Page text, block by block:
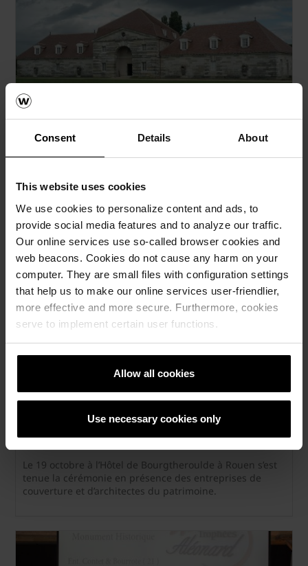
Consent Details About
This website uses cookies
We use cookies to personalize content and ads, to
provide social media features and to analyze our traffic.
Our online services use so-called browser cookies and
web beacons. Cookies do not cause any harm on your
computer. They are small files with configuration settings
that help us to make our online services user-friendlier,
more effective and more secure. Furthermore, cookies
serve to implement certain user functions.
Allow all cookies
Use necessary cookies only
Aléonard 2018 : 14ème édition
Le 11 octobre, à l’hôtel Le Louis à Versailles (78), s’est
Trophées Aléonard. Organisé chaque année par la
internationale, distingue le savoir-faire d’exception des
maîtres-artisans couvreurs dans la mise en oeuvre de
ses traditionnelles tuiles plates en terre cuite.
Aléonard 2017 : 13ème édition
Le 19 octobre à l’Hôtel de Bourgtheroulde à Rouen s’est
tenue la cérémonie en présence des entreprises de
couverture et d’architectes du patrimoine.